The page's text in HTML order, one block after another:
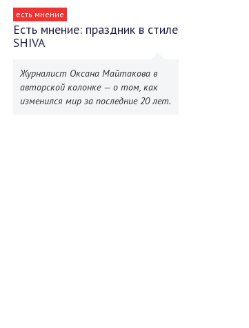
есть мнение
Есть мнение: праздник в стиле
SHIVA
Журналист Оксана Майтакова в
авторской колонке — о том, как
изменился мир за последние 20 лет.